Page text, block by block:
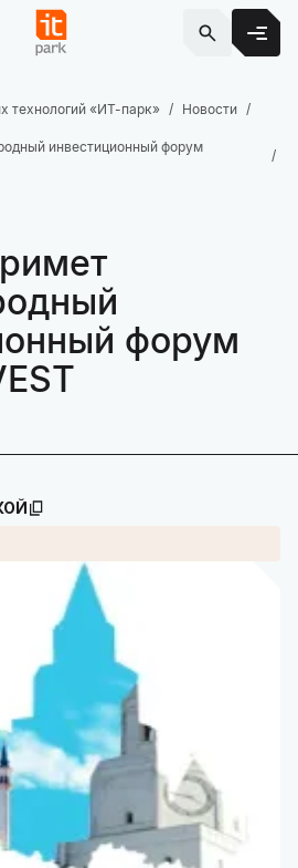
технологий «ИТ-парк»
Новости
инвестиционный форум
форум